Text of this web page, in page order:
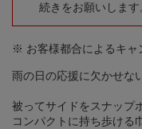
続きをお願いします
※ お客様都合によるキャ
雨の日の応援に欠かせな
被ってサイドをスナップ
コンパクトに持ち歩ける